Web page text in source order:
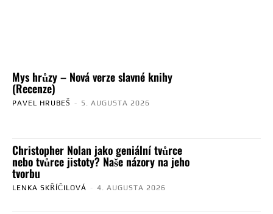
Mys hrůzy – Nová verze slavné knihy
(Recenze)
PAVEL HRUBEŠ - 5. AUGUSTA 2026
Christopher Nolan jako geniální tvůrce
nebo tvůrce jistoty? Naše názory na jeho
tvorbu
LENKA SKŘÍČILOVÁ - 4. AUGUSTA 2026